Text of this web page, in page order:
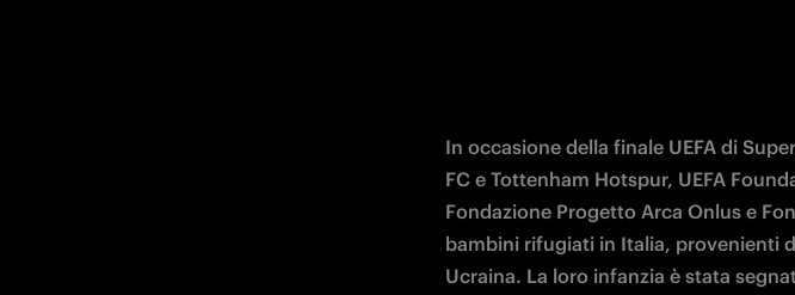
In occasione della finale UEFA di
FC e Tottenham Hotspur, UEFA
Fondazione Progetto Arca Onlus e
bambini rifugiati in Italia, provenienti
Ucraina. La loro infanzia è stata